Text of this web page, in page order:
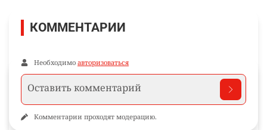
КОММЕНТАРИИ
Необходимо авторизоваться
Комментарии проходят модерацию.